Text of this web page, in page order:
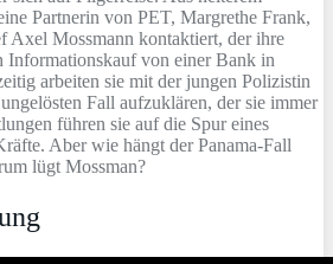
Partnerin von PET, Margrethe Frank,
Axel Mossmann kontaktiert, der ihre
Informationskauf von einer Bank in
arbeiten sie mit der jungen Polizistin
Fall aufzuklären, der sie immer
führen sie auf die Spur eines
Aber wie hängt der Panama-Fall
lügt Mossman?